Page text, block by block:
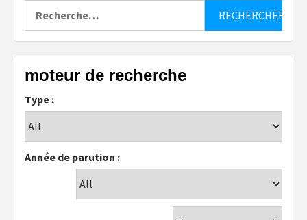
moteur de recherche
Type :
Année de parution :